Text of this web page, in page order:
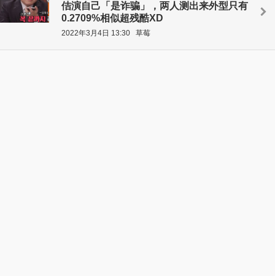
佶演自己「是诈骗」，两人测出来外型只有
0.2709%相似超残酷XD
2022年3月4日 13:30 草莓